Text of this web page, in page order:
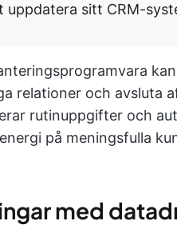
uppdatera sitt CRM-
relationer och avsluta
rutinuppgifter och
på meningsfulla
med